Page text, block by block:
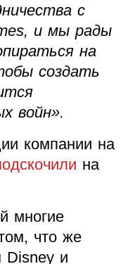
с
и мы рады
на
создать
войн».
компании на
на
многие
что же
Disney и